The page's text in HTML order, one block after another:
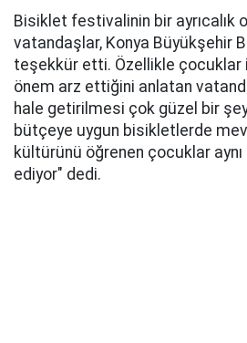
Bisiklet festivalinin bir ayrıcalık
vatandaşlar, Konya Büyükşehir
teşekkür etti. Özellikle çocuklar
önem arz ettiğini anlatan
hale getirilmesi çok güzel bir
bütçeye uygun bisikletlerde
kültürünü öğrenen çocuklar
ediyor" dedi.